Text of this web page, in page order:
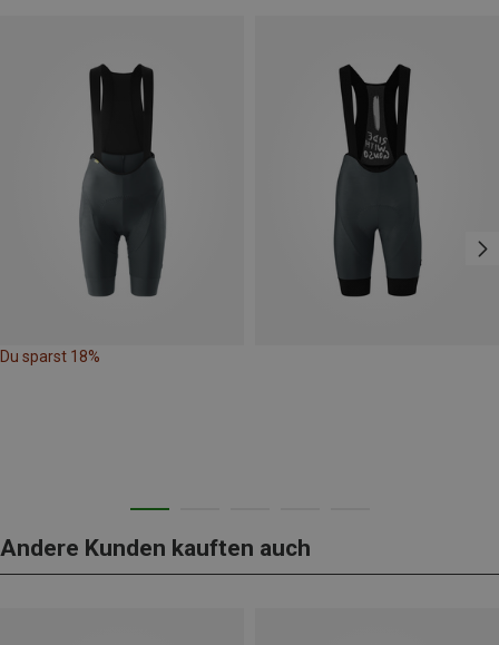
Du sparst 18%
Andere Kunden kauften auch